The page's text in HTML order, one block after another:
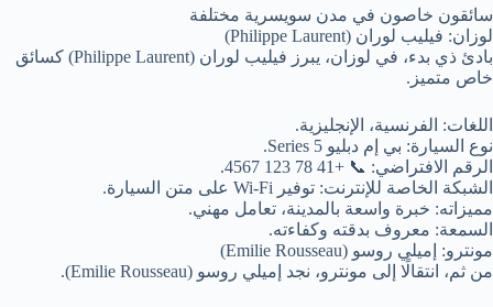
سائقون خاصون في مدن سويسرية مختلفة
لوزان: فيليب لوران (Philippe Laurent)
بادئ ذي بدء، في لوزان، يبرز فيليب لوران (Philippe Laurent) كسائق
خاص متميز.
اللغات: الفرنسية، الإنجليزية.
نوع السيارة: بي إم دبليو 5 Series.
الرقم الافتراضي: 📞 +41 78 123 4567.
الشبكة الخاصة للإنترنت: توفير Wi-Fi على متن السيارة.
مميزاته: خبرة واسعة بالمدينة، تعامل مهني.
السمعة: معروف بدقته وكفاءته.
مونترو: إميلي روسو (Emilie Rousseau)
من ثم، انتقالًا إلى مونترو، نجد إميلي روسو (Emilie Rousseau).